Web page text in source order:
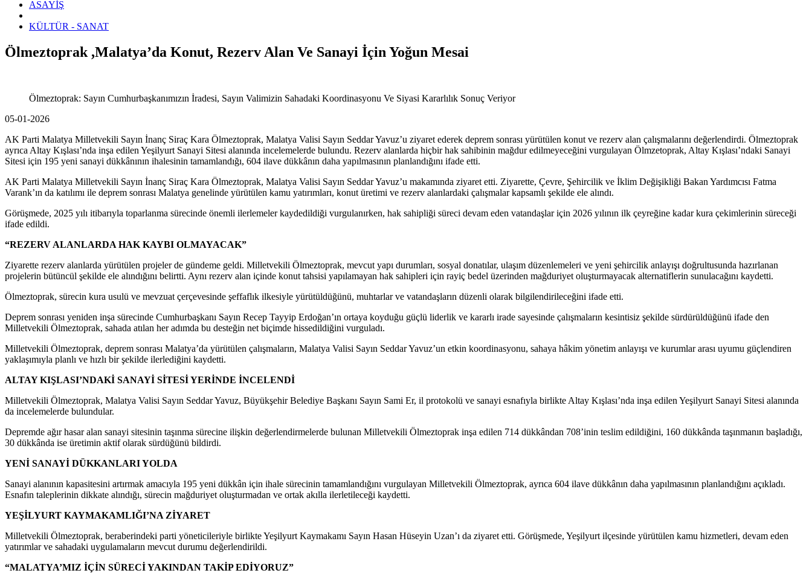
ASAYİŞ
KÜLTÜR - SANAT
Ölmeztoprak ,Malatya’da Konut, Rezerv Alan Ve Sanayi İçin Yoğun Mesai
Ölmeztoprak: Sayın Cumhurbaşkanımızın İradesi, Sayın Valimizin Sahadaki Koordinasyonu Ve Siyasi Kararlılık Sonuç Veriyor
05-01-2026
AK Parti Malatya Milletvekili Sayın İnanç Siraç Kara Ölmeztoprak, Malatya Valisi Sayın Seddar Yavuz’u ziyaret ederek deprem sonrası yürütülen konut ve rezerv alan çalışmalarını değerlendirdi. Ölmeztoprak
ayrıca Altay Kışlası’nda inşa edilen Yeşilyurt Sanayi Sitesi alanında incelemelerde bulundu. Rezerv alanlarda hiçbir hak sahibinin mağdur edilmeyeceğini vurgulayan Ölmzetoprak, Altay Kışlası’ndaki Sanayi
Sitesi için 195 yeni sanayi dükkânının ihalesinin tamamlandığı, 604 ilave dükkânın daha yapılmasının planlandığını ifade etti.
AK Parti Malatya Milletvekili Sayın İnanç Siraç Kara Ölmeztoprak, Malatya Valisi Sayın Seddar Yavuz’u makamında ziyaret etti. Ziyarette, Çevre, Şehircilik ve İklim Değişikliği Bakan Yardımcısı Fatma
Varank’ın da katılımı ile deprem sonrası Malatya genelinde yürütülen kamu yatırımları, konut üretimi ve rezerv alanlardaki çalışmalar kapsamlı şekilde ele alındı.
Görüşmede, 2025 yılı itibarıyla toparlanma sürecinde önemli ilerlemeler kaydedildiği vurgulanırken, hak sahipliği süreci devam eden vatandaşlar için 2026 yılının ilk çeyreğine kadar kura çekimlerinin süreceği
ifade edildi.
“REZERV ALANLARDA HAK KAYBI OLMAYACAK”
Ziyarette rezerv alanlarda yürütülen projeler de gündeme geldi. Milletvekili Ölmeztoprak, mevcut yapı durumları, sosyal donatılar, ulaşım düzenlemeleri ve yeni şehircilik anlayışı doğrultusunda hazırlanan
projelerin bütüncül şekilde ele alındığını belirtti. Aynı rezerv alan içinde konut tahsisi yapılamayan hak sahipleri için rayiç bedel üzerinden mağduriyet oluşturmayacak alternatiflerin sunulacağını kaydetti.
Ölmeztoprak, sürecin kura usulü ve mevzuat çerçevesinde şeffaflık ilkesiyle yürütüldüğünü, muhtarlar ve vatandaşların düzenli olarak bilgilendirileceğini ifade etti.
Deprem sonrası yeniden inşa sürecinde Cumhurbaşkanı Sayın Recep Tayyip Erdoğan’ın ortaya koyduğu güçlü liderlik ve kararlı irade sayesinde çalışmaların kesintisiz şekilde sürdürüldüğünü ifade den
Milletvekili Ölmeztoprak, sahada atılan her adımda bu desteğin net biçimde hissedildiğini vurguladı.
Milletvekili Ölmeztoprak, deprem sonrası Malatya’da yürütülen çalışmaların, Malatya Valisi Sayın Seddar Yavuz’un etkin koordinasyonu, sahaya hâkim yönetim anlayışı ve kurumlar arası uyumu güçlendiren
yaklaşımıyla planlı ve hızlı bir şekilde ilerlediğini kaydetti.
ALTAY KIŞLASI’NDAKİ SANAYİ SİTESİ YERİNDE İNCELENDİ
Milletvekili Ölmeztoprak, Malatya Valisi Sayın Seddar Yavuz, Büyükşehir Belediye Başkanı Sayın Sami Er, il protokolü ve sanayi esnafıyla birlikte Altay Kışlası’nda inşa edilen Yeşilyurt Sanayi Sitesi alanında
da incelemelerde bulundular.
Depremde ağır hasar alan sanayi sitesinin taşınma sürecine ilişkin değerlendirmelerde bulunan Milletvekili Ölmeztoprak inşa edilen 714 dükkândan 708’inin teslim edildiğini, 160 dükkânda taşınmanın başladığı,
30 dükkânda ise üretimin aktif olarak sürdüğünü bildirdi.
YENİ SANAYİ DÜKKANLARI YOLDA
Sanayi alanının kapasitesini artırmak amacıyla 195 yeni dükkân için ihale sürecinin tamamlandığını vurgulayan Milletvekili Ölmeztoprak, ayrıca 604 ilave dükkânın daha yapılmasının planlandığını açıkladı.
Esnafın taleplerinin dikkate alındığı, sürecin mağduriyet oluşturmadan ve ortak akılla ilerletileceği kaydetti.
YEŞİLYURT KAYMAKAMLIĞI’NA ZİYARET
Milletvekili Ölmeztoprak, beraberindeki parti yöneticileriyle birlikte Yeşilyurt Kaymakamı Sayın Hasan Hüseyin Uzan’ı da ziyaret etti. Görüşmede, Yeşilyurt ilçesinde yürütülen kamu hizmetleri, devam eden
yatırımlar ve sahadaki uygulamaların mevcut durumu değerlendirildi.
“MALATYA’MIZ İÇİN SÜRECİ YAKINDAN TAKİP EDİYORUZ”